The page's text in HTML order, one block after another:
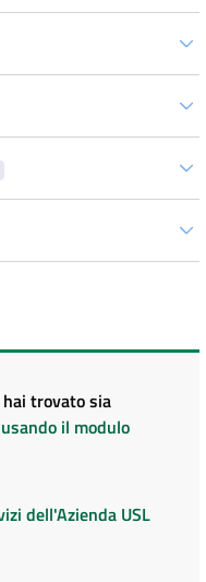
trovato sia
usando il modulo
dell'Azienda USL